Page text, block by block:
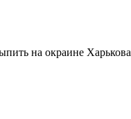
на окраине Харькова